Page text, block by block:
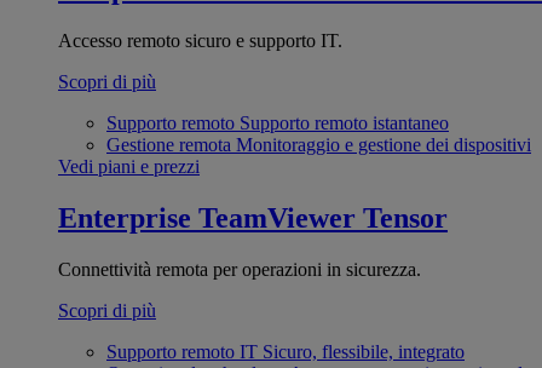
Accesso remoto sicuro e supporto IT.
Scopri di più
Supporto remoto Supporto remoto istantaneo
Gestione remota Monitoraggio e gestione dei dispositivi
Vedi piani e prezzi
Enterprise TeamViewer Tensor
Connettività remota per operazioni in sicurezza.
Scopri di più
Supporto remoto IT Sicuro, flessibile, integrato